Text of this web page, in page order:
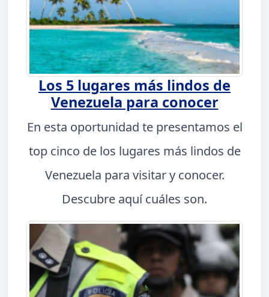
Los 5 lugares más lindos de
Venezuela para conocer
En esta oportunidad te presentamos el
top cinco de los lugares más lindos de
Venezuela para visitar y conocer.
Descubre aquí cuáles son.